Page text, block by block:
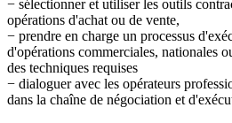
− sélectionner et utiliser les outils
opérations d'achat ou de vente,
− prendre en charge un processus
d'opérations commerciales, nationales
des techniques requises
− dialoguer avec les opérateurs
dans la chaîne de négociation et